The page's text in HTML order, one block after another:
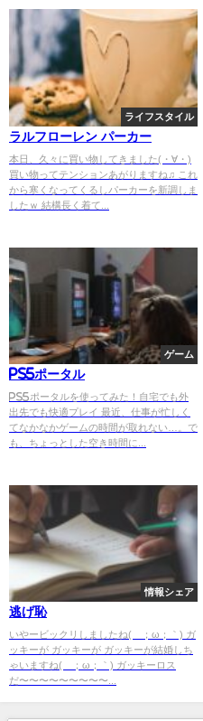
ライフスタイル
ラルフローレン パーカー
本日、久々に買い物してきました(・∀・)
買い物ってテンションあがりますね♫ これ
から寒くなってくるしパーカーを新調しま
したｗ 結構長く着て...
ゲーム
PS5ポータル
PS5ポータルを使ってみた！自宅でも外
出先でも快適プレイ 最近、仕事が忙しく
てなかなかゲームの時間が取れない…。で
も、ちょっとした空き時間に...
情報シェア
逃げ恥
いやービックリしましたね(´；ω；｀) ガ
ッキーが ガッキーが ガッキーが結婚しち
ゃいますね(´；ω；｀) ガッキーロス
だ〜〜〜〜〜〜〜〜〜...